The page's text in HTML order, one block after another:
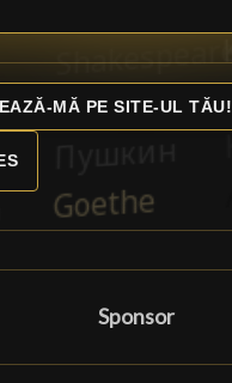
MĂ PE SITE-UL TĂU!
Sponsor